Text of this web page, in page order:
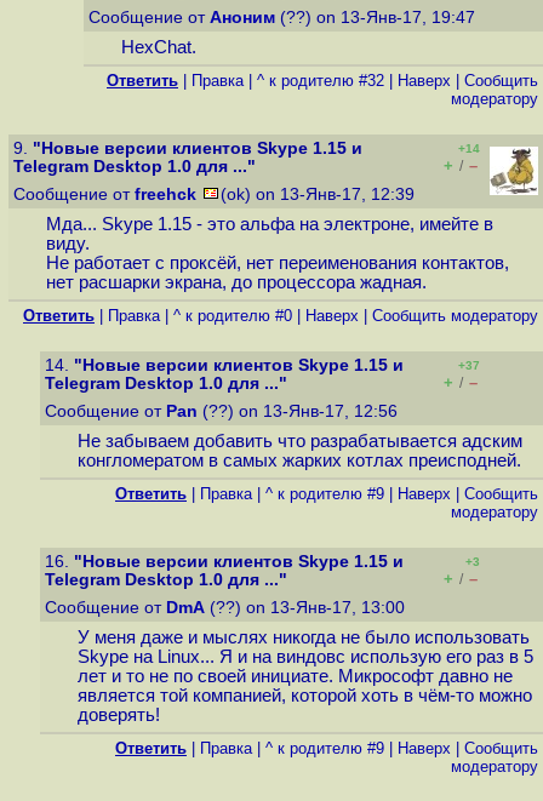
Сообщение от Аноним (??) on 13-Янв-17, 19:47
HexChat.
Ответить Правка| ^ к родителю #32 Наверх
Cообщить
модератору
9. "Новые версии клиентов Skype 1.15 и
Telegram Desktop 1.0 для ..."
+14
+ / –
Сообщение от freehck (ok) on 13-Янв-17, 12:39
Мда... Skype 1.15 - это альфа на электроне, имейте в
виду.
Не работает с проксёй, нет переименования контактов,
нет расшарки экрана, до процессора жадная.
Ответить Правка| ^ к родителю #0 Наверх Cообщить модератору
14. "Новые версии клиентов Skype 1.15 и
Telegram Desktop 1.0 для ..."
+37
+ / –
Сообщение от Pan (??) on 13-Янв-17, 12:56
Не забываем добавить что разрабатывается адским
конгломератом в самых жарких котлах преисподней.
Ответить Правка| ^ к родителю #9 Наверх
Cообщить
модератору
16. "Новые версии клиентов Skype 1.15 и
Telegram Desktop 1.0 для ..."
+3
+ / –
Сообщение от DmA (??) on 13-Янв-17, 13:00
У меня даже и мыслях никогда не было использовать
Skype на Linux... Я и на виндовс использую его раз в 5
лет и то не по своей инициате. Микрософт давно не
является той компанией, которой хоть в чём-то можно
доверять!
Ответить Правка| ^ к родителю #9 Наверх
Cообщить
модератору